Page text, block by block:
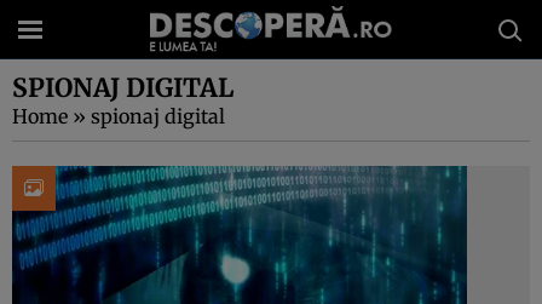
SPIONAJ DIGITAL
Home » spionaj digital